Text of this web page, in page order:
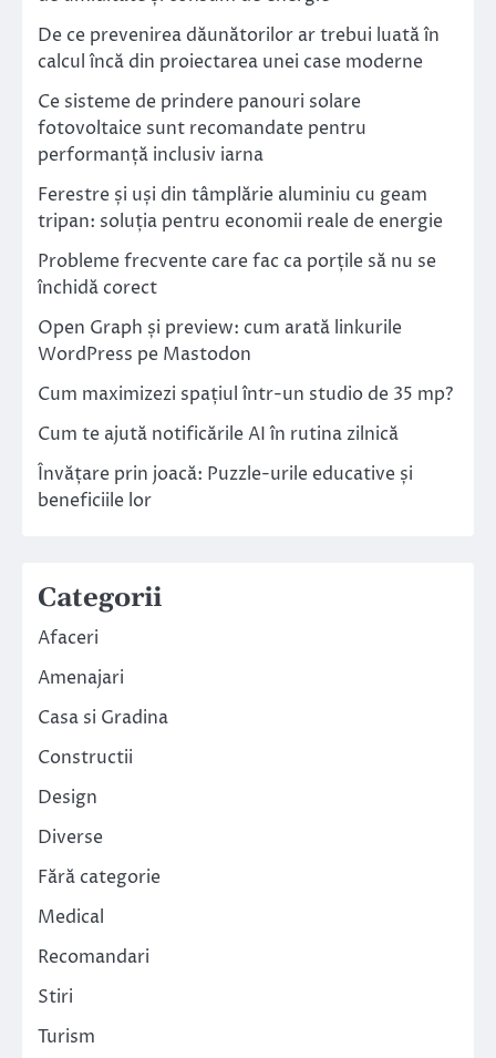
De ce prevenirea dăunătorilor ar trebui luată în
calcul încă din proiectarea unei case moderne
Ce sisteme de prindere panouri solare
fotovoltaice sunt recomandate pentru
performanță inclusiv iarna
Ferestre și uși din tâmplărie aluminiu cu geam
tripan: soluția pentru economii reale de energie
Probleme frecvente care fac ca porțile să nu se
închidă corect
Open Graph și preview: cum arată linkurile
WordPress pe Mastodon
Cum maximizezi spațiul într-un studio de 35 mp?
Cum te ajută notificările AI în rutina zilnică
Învățare prin joacă: Puzzle-urile educative și
beneficiile lor
Categorii
Afaceri
Amenajari
Casa si Gradina
Constructii
Design
Diverse
Fără categorie
Medical
Recomandari
Stiri
Turism